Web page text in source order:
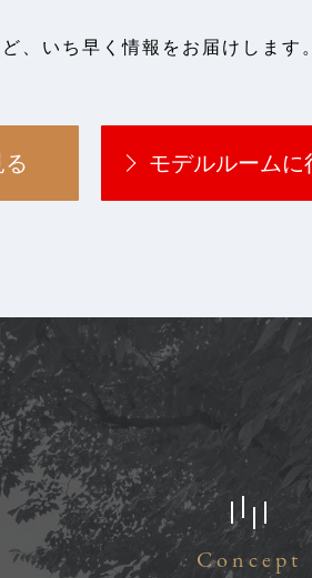
、 いち早く情報をお届けします。
モデルルームに
Concept